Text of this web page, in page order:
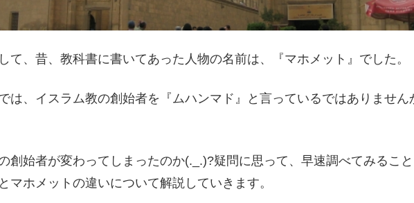
て、昔、教科書に書いてあった人物の名前は、『マホメット』でした。
は、イスラム教の創始者を『ムハンマド』と言っているではありません
創始者が変わってしまったのか(._.)?疑問に思って、早速調べてみるこ
マホメットの違いについて解説していきます。